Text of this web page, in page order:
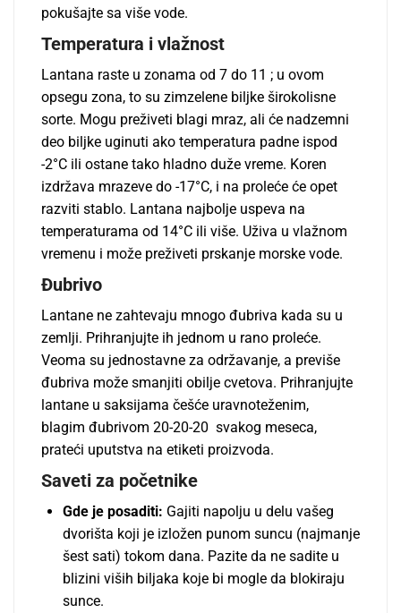
pokušajte sa više vode.
Temperatura i vlažnost
Lantana raste u zonama od 7 do 11 ; u ovom
opsegu zona, to su zimzelene biljke širokolisne
sorte. Mogu preživeti blagi mraz, ali će nadzemni
deo biljke uginuti ako temperatura padne ispod
-2°C ili ostane tako hladno duže vreme. Koren
izdržava mrazeve do -17°C, i na proleće će opet
razviti stablo. Lantana najbolje uspeva na
temperaturama od 14°C ili više. Uživa u vlažnom
vremenu i može preživeti prskanje morske vode.
Đubrivo
Lantane ne zahtevaju mnogo đubriva kada su u
zemlji. Prihranjujte ih jednom u rano proleće.
Veoma su jednostavne za održavanje, a previše
đubriva može smanjiti obilje cvetova. Prihranjujte
lantane u saksijama češće uravnoteženim,
blagim đubrivom 20-20-20 svakog meseca,
prateći uputstva na etiketi proizvoda.
Saveti za početnike
Gde je posaditi: Gajiti napolju u delu vašeg
dvorišta koji je izložen punom suncu (najmanje
šest sati) tokom dana. Pazite da ne sadite u
blizini viših biljaka koje bi mogle da blokiraju
sunce.